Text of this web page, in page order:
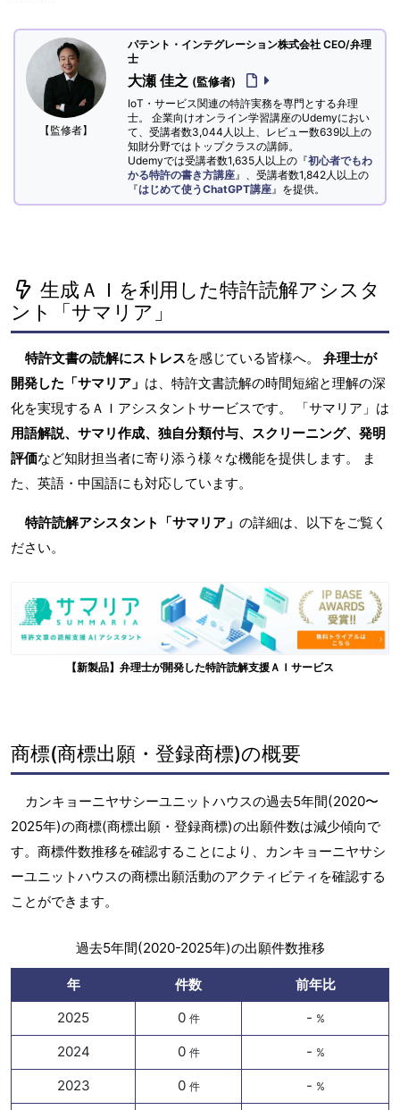
【監修者】
パテント・インテグレーション株式会社 CEO/弁理
士
大瀬 佳之 (監修者)
IoT・サービス関連の特許実務を専門とする弁理
士。 企業向けオンライン学習講座のUdemyにおい
て、受講者数3,044人以上、レビュー数639以上の
知財分野ではトップクラスの講師。
Udemyでは受講者数1,635人以上の『初心者でもわ
かる特許の書き方講座 』、受講者数1,842人以上の
『はじめて使うChatGPT講座 』を提供。
生成ＡＩを利用した特許読解アシスタ
ント「サマリア」
特許文書の読解にストレスを感じている皆様へ。 弁理士が
開発した「サマリア」 は、特許文書読解の時間短縮と理解の深
化を実現するＡＩアシスタントサービスです。 「サマリア」は
用語解説、サマリ作成、独自分類付与、スクリーニング、発明
評価など知財担当者に寄り添う様々な機能を提供します。 ま
た、英語・中国語にも対応しています。
特許読解アシスタント「サマリア」 の詳細は、以下をご覧く
ださい。
【新製品】弁理士が開発した特許読解支援ＡＩサービス
商標(商標出願・登録商標)の概要
カンキョーニヤサシーユニットハウスの過去5年間(2020〜
2025年)の商標(商標出願・登録商標)の出願件数は減少傾向で
す。商標件数推移を確認することにより、カンキョーニヤサシ
ーユニットハウスの商標出願活動のアクティビティを確認する
ことができます。
過去5年間(2020-2025年)の出願件数推移
年 件数
前年比
2025
0 件 - %
2024 0 件 - %
2023 0 件 - %